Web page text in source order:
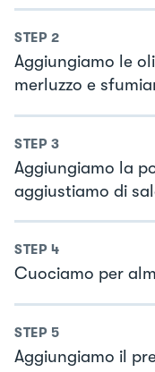
STEP 2
Aggiungiamo le
merluzzo e
STEP 3
Aggiungiamo la
aggiustiamo di
STEP 4
Cuociamo per
STEP 5
Aggiungiamo il